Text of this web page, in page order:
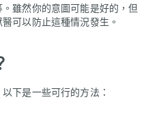
雖然你的意圖可能是好的，但
可以防止這種情況發生。
下是一些可行的方法：